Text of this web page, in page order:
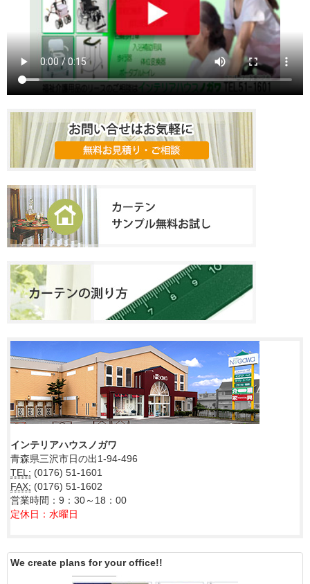
インテリアハウスノガワ
青森県三沢市日の出1-94-496
TEL: (0176) 51-1601
FAX: (0176) 51-1602
営業時間：9：30～18：00
定休日：水曜日
We create plans for your office!!